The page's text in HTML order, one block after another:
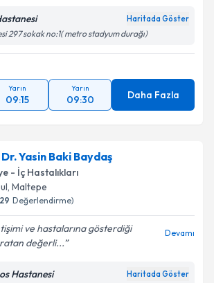
Haritada Göster
297 sokak no:1( metro stadyum durağı)
Yarın
09:15
Yarın
09:30 Daha Fazla
Yasin Baki Baydaş
- İç Hastalıkları
, Maltepe
Değerlendirme)
ve hastalarına gösterdiği
değerli...
Devamı
Hastanesi Haritada Göster